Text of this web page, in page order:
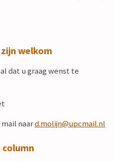
welkom
dat u graag wenst te
mail naard.molijn@upcmail.nl
column